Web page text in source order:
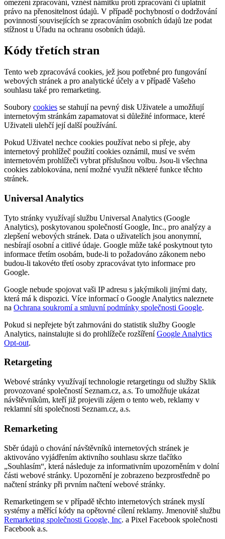
omezení zpracování, vznést námitku proti zpracování či uplatnit
právo na přenositelnost údajů. V případě pochybností o dodržování
povinností souvisejících se zpracováním osobních údajů lze podat
stížnost u Úřadu na ochranu osobních údajů.
Kódy třetích stran
Tento web zpracovává cookies, jež jsou potřebné pro fungování
webových stránek a pro analytické účely a v případě Vašeho
souhlasu také pro remarketing.
Soubory cookies se stahují na pevný disk Uživatele a umožňují
internetovým stránkám zapamatovat si důležité informace, které
Uživateli ulehčí její další používání.
Pokud Uživatel nechce cookies používat nebo si přeje, aby
internetový prohlížeč použití cookies oznámil, musí ve svém
internetovém prohlížeči vybrat příslušnou volbu. Jsou-li všechna
cookies zablokována, není možné využít některé funkce těchto
stránek.
Universal Analytics
Tyto stránky využívají službu Universal Analytics (Google
Analytics), poskytovanou společností Google, Inc., pro analýzy a
zlepšení webových stránek. Data o uživatelích jsou anonymní,
nesbírají osobní a citlivé údaje. Google může také poskytnout tyto
informace třetím osobám, bude-li to požadováno zákonem nebo
budou-li takovéto třetí osoby zpracovávat tyto informace pro
Google.
Google nebude spojovat vaši IP adresu s jakýmikoli jinými daty,
která má k dispozici. Více informací o Google Analytics naleznete
na Ochrana soukromí a smluvní podmínky společnosti Google.
Pokud si nepřejete být zahrnováni do statistik služby Google
Analytics, nainstalujte si do prohlížeče rozšířeníGoogle Analytics
Opt-out.
Retargeting
Webové stránky využívají technologie retargetingu od služby Sklik
provozované společností Seznam.cz, a.s. To umožňuje ukázat
návštěvníkům, kteří již projevili zájem o tento web, reklamy v
reklamní síti společnosti Seznam.cz, a.s.
Remarketing
Sběr údajů o chování návštěvníků internetových stránek je
aktivováno vyjádřením aktivního souhlasu skrze tlačítko
„Souhlasím“, která následuje za informativním upozorněním v dolní
části webové stránky. Upozornění je zobrazeno bezprostředně po
načtení stránky při prvním načtení webové stránky.
Remarketingem se v případě těchto internetových stránek myslí
systémy a měřící kódy na opětovné cílení reklamy. Jmenovitě službu
Remarketing společnosti Google, Inc. a Pixel Facebook společnosti
Facebook a.s.